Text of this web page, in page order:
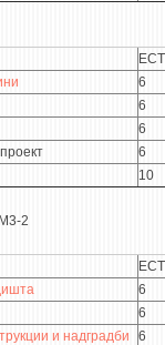
6
6
6
6
10
2
6
6
и надградби
6